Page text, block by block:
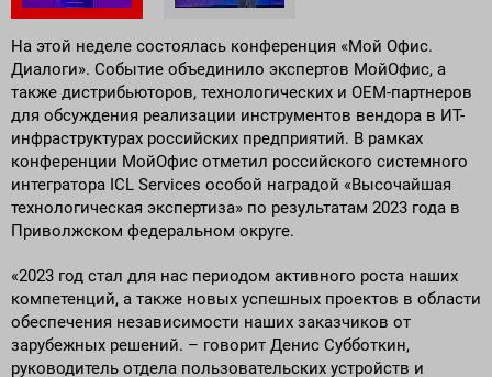
На этой неделе состоялась конференция «Мой Офис.
Диалоги». Событие объединило экспертов МойОфис, а
также дистрибьюторов, технологических и ОЕМ-партнеров
для обсуждения реализации инструментов вендора в ИТ-
инфраструктурах российских предприятий. В рамках
конференции МойОфис отметил российского системного
интегратора ICL Services особой наградой «Высочайшая
технологическая экспертиза» по результатам 2023 года в
Приволжском федеральном округе.
«2023 год стал для нас периодом активного роста наших
компетенций, а также новых успешных проектов в области
обеспечения независимости наших заказчиков от
зарубежных решений. – говорит Денис Субботкин,
руководитель отдела пользовательских устройств и